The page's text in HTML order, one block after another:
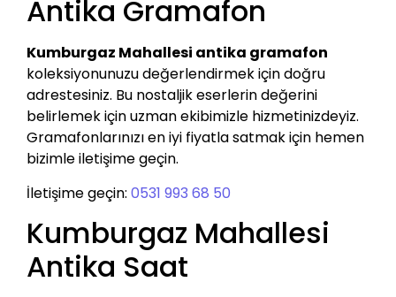
Antika Gramafon
Kumburgaz Mahallesi antika gramafon
koleksiyonunuzu değerlendirmek için doğru
adrestesiniz. Bu nostaljik eserlerin değerini
belirlemek için uzman ekibimizle hizmetinizdeyiz.
Gramafonlarınızı en iyi fiyatla satmak için hemen
bizimle iletişime geçin.
İletişime geçin: 0531 993 68 50
Kumburgaz Mahallesi
Antika Saat